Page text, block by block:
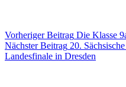
VorherigerBeitrag Die Klasse
NächsterBeitrag 20.
Landesfinale in Dresden